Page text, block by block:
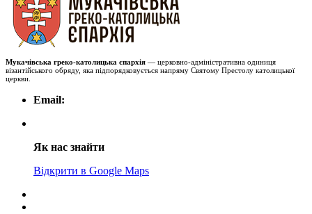
Мукачівська греко-католицька єпархія — церковно-адміністративна одиниця
візантійського обряду, яка підпорядковується напряму Святому Престолу католицької
церкви.
Email:
Як нас знайти
Відкрити в Google Maps